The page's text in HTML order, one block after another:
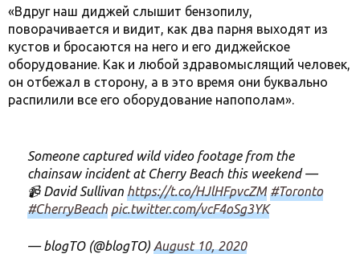
«Вдруг наш диджей слышит бензопилу,
поворачивается и видит, как два парня выходят из
кустов и бросаются на него и его диджейское
оборудование. Как и любой здравомыслящий человек,
он отбежал в сторону, а в это время они буквально
распилили все его оборудование напополам».
Someone captured wild video footage from the
chainsaw incident at Cherry Beach this weekend —
📹 David Sullivan https://t.co/HJlHFpvcZM #Toronto
#CherryBeach pic.twitter.com/vcF4oSg3YK
— blogTO (@blogTO) August 10, 2020